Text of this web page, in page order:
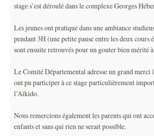
stage s’est déroulé dans le complexe Georges
Les jeunes ont pratiqué dans une ambiance
pendant 3H (une petite pause entre les deux cours
sont ensuite retrouvés pour un gouter bien mérité
Le Comité Départemental adresse un grand merci
ont pu participer à ce stage particulièrement
l’Aïkido.
Nous remercions également les parents qui ont
enfants et sans qui rien ne serait possible.